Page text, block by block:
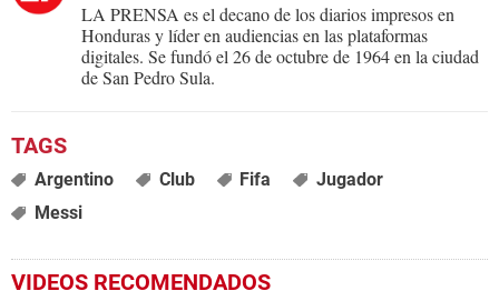
LA PRENSA es el decano de los diarios impresos en
Honduras y líder en audiencias en las plataformas
digitales. Se fundó el 26 de octubre de 1964 en la ciudad
de San Pedro Sula.
Argentino Club Fifa
Jugador
Messi
VIDEOS RECOMENDADOS